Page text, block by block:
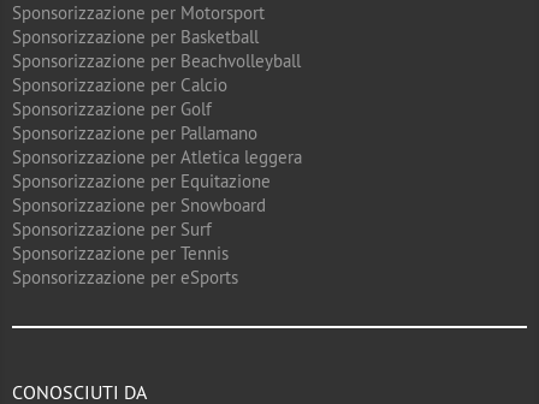
Sponsorizzazione per Motorsport
Sponsorizzazione per Basketball
Sponsorizzazione per Beachvolleyball
Sponsorizzazione per Calcio
Sponsorizzazione per Golf
Sponsorizzazione per Pallamano
Sponsorizzazione per Atletica leggera
Sponsorizzazione per Equitazione
Sponsorizzazione per Snowboard
Sponsorizzazione per Surf
Sponsorizzazione per Tennis
Sponsorizzazione per eSports
CONOSCIUTI DA